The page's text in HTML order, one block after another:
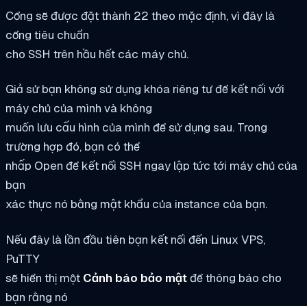
Cổng sẽ được đặt thành 22 theo mặc định, vì đây là
cổng tiêu chuẩn
cho SSH trên hầu hết các máy chủ.
Giả sử bạn không sử dụng khóa riêng tư để kết nối với
máy chủ của mình và không
muốn lưu cấu hình của mình để sử dụng sau. Trong
trường hợp đó, bạn có thể
nhấp Open để kết nối SSH ngay lập tức tới máy chủ của
bạn
xác thực nó bằng mật khẩu của instance của bạn.
Nếu đây là lần đầu tiên bạn kết nối đến Linux VPS,
PuTTY
sẽ hiển thị một Cảnh báo bảo mậtđể thông báo cho
bạn rằng nó